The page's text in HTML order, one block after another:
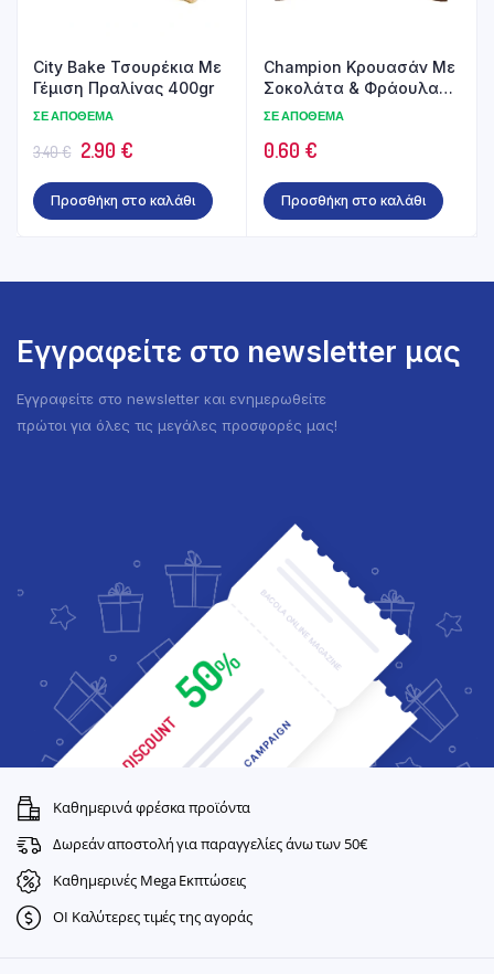
City Bake Τσουρέκια Με
Γέμιση Πραλίνας 400gr
ΣΕ ΑΠΌΘΕΜΑ
3.40€ Original
price
was:
2.90 €Η
τρέχουσα
τιμή
Προσθήκη στο καλάθι
Champion Κρουασάν Με
Σοκολάτα & Φράουλα
70γρ
ΣΕ ΑΠΌΘΕΜΑ
0.60 €
Προσθήκη στο καλάθι
Εγγραφείτε στο newsletter μας
Εγγραφείτε στο newsletter και ενημερωθείτε
πρώτοι για όλες τις μεγάλες προσφορές μας!
Καθημερινά φρέσκα προϊόντα
Δωρεάν αποστολή για παραγγελίες άνω των 50€
Καθημερινές Mega Εκπτώσεις
ΟΙ Καλύτερες τιμές της αγοράς